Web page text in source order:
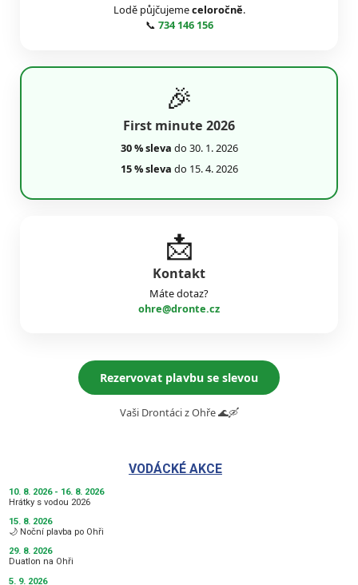
Lodě půjčujemeceloročně.
📞 734 146 156
🎉
First minute 2026
30 % sleva do 30. 1. 2026
15 % sleva do 15. 4. 2026
📩
Kontakt
Máte dotaz?
ohre@dronte.cz
Rezervovat plavbu se slevou
Vaši Drontáci z Ohře 🌊🛶
VODÁCKÉ AKCE
10. 8. 2026 - 16. 8. 2026
Hrátky s vodou 2026
15. 8. 2026
🌙 Noční plavba po Ohři
29. 8. 2026
Duatlon na Ohři
5. 9. 2026